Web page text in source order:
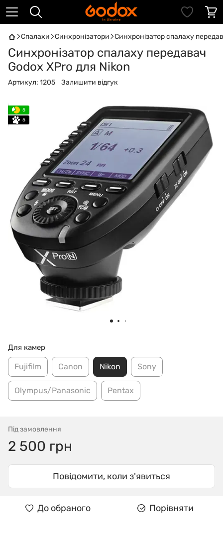
Спалахи Синхронізатори Синхронізатор спалаху
Синхронізатор спалаху передавач
Godox XPro для Nikon
Артикул: 1205 Залишити відгук
5
5
Для камер
Fujifilm Canon Nikon Sony
Olympus/Panasonic Pentax
Під замовлення
2 500 грн
Повідомити, коли з'явиться
До обраного Порівняти